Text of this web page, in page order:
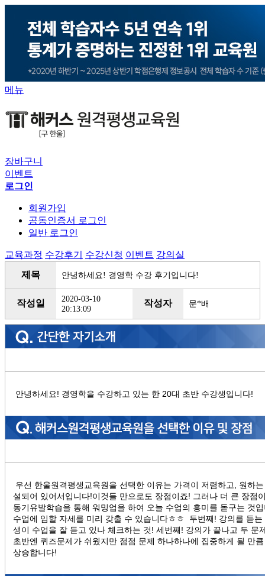
메뉴
장바구니
이벤트
로그인
회원가입
공동인증서 로그인
일반 로그인
교육과정 수강후기 수강신청 이벤트 강의실
제목
안녕하세요! 경영학 수강 후기입니다!
작성일
2020-03-10
20:13:09
작성자 문*배
안녕하세요! 경영학을 수강하고 있는 한 20대 초반 수강생입니다!
우선 한울원격평생교육원을 선택한 이유는 가격이 저렴하고, 원하
설되어 있어서입니다!이것들 만으로도 장점이죠! 그러나 더 큰 장점
동기유발학습을 통해 워밍업을 하여 오늘 수업의 흥미를 돋구는 것
수업에 임할 자세를 미리 갖출 수 있습니다ㅎㅎ 두번째! 강의를 듣
생이 수업을 잘 듣고 있나 체크하는 것! 세번째! 강의가 끝나고 두 문
초반엔 퀴즈문제가 쉬웠지만 점점 문제 하나하나에 집중하게 될 만
상승합니다!